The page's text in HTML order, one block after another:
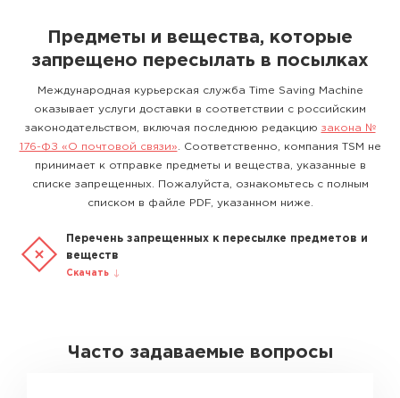
Предметы и вещества, которые
запрещено пересылать в посылках
Международная курьерская служба Time Saving Machine
оказывает услуги доставки в соответствии с российским
законодательством, включая последнюю редакцию закона №
176-ФЗ «О почтовой связи» . Соответственно, компания TSM не
принимает к отправке предметы и вещества, указанные в
списке запрещенных. Пожалуйста, ознакомьтесь с полным
списком в файле PDF, указанном ниже.
Перечень запрещенных к пересылке предметов и
веществ
Скачать
Часто задаваемые вопросы